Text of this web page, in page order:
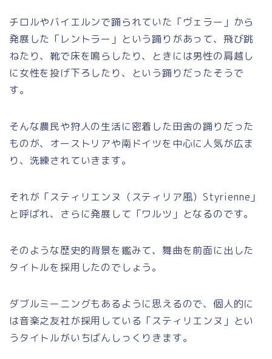
チロルやバイエルンで踊られていた「ヴェラー」から
発展した「レントラー」という踊りがあって、飛び跳
ねたり、靴で床を鳴らしたり、ときには男性の肩越し
に女性を投げ下ろしたり、という踊りだったそうで
す。
そんな農民や狩人の生活に密着した田舎の踊りだった
ものが、オーストリアや南ドイツを中心に人気が広ま
り、洗練されていきます。
それが「スティリエンヌ（スティリア風）Styrienne」
と呼ばれ、さらに発展して「ワルツ」となるのです。
そのような歴史的背景を鑑みて、舞曲を前面に出した
タイトルを採用したのでしょう。
ダブルミーニングもあるように思えるので、個人的に
は音楽之友社が採用している「スティリエンヌ」とい
うタイトルがいちばんしっくりきます。